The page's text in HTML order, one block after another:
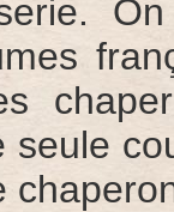
seule